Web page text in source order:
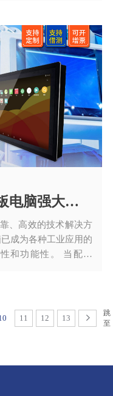
带 Windows 的工业平板电脑强大的工业应用解决方案
、高效的技术解决方
成为各种工业应用的
和功能性。 当配备
11 12 13
跳
至